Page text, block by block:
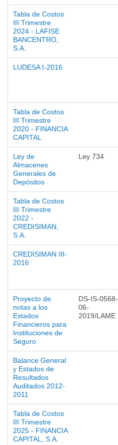
Tabla de Costos
III Trimestre
2024 - LAFISE
BANCENTRO,
S.A.
LUDESA I-2016
Tabla de Costos
III Trimestre
2020 - FINANCIA
CAPITAL
Ley de
Almacenes
Generales de
Depósitos
Ley 734
Tabla de Costos
III Trimestre
2022 -
CREDISIMAN,
S.A.
CREDISIMAN III-
2016
Proyecto de
notas a los
Estados
Financieros para
Instituciones de
Seguro
DS-IS-0568-
06-
2019/LAME
Balance General
y Estados de
Resultados
Auditados 2012-
2011
Tabla de Costos
III Trimestre
2025 - FINANCIA
CAPITAL, S.A.